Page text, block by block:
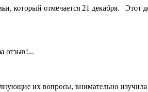
который отмечается 21 декабря. Этот
отзыв!...
их вопросы, внимательно